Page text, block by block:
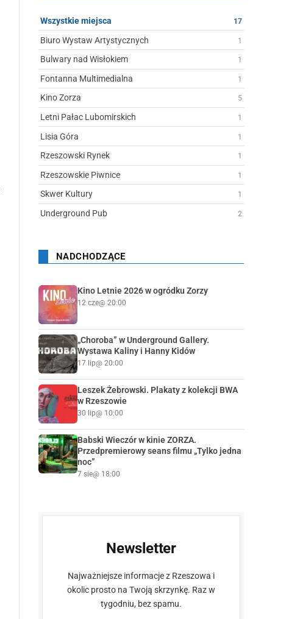
Wszystkie miejsca 17
Biuro Wystaw Artystycznych 1
Bulwary nad Wisłokiem 1
Fontanna Multimedialna 1
Kino Zorza 5
Letni Pałac Lubomirskich 1
Lisia Góra 1
Rzeszowski Rynek 1
Rzeszowskie Piwnice 1
Skwer Kultury 1
Underground Pub 2
NADCHODZĄCE
Kino Letnie 2026 w ogródku Zorzy
12 cze@ 20:00
„Choroba” w Underground Gallery.
Wystawa Kaliny i Hanny Kidów
17 lip@ 20:00
Leszek Żebrowski. Plakaty z kolekcji BWA
w Rzeszowie
30 lip@ 10:00
Babski Wieczór w kinie ZORZA.
Przedpremierowy seans filmu „Tylko jedna
noc”
7 sie@ 18:00
Newsletter
Najważniejsze informacje z Rzeszowa i
okolic prosto na Twoją skrzynkę. Raz w
tygodniu, bez spamu.